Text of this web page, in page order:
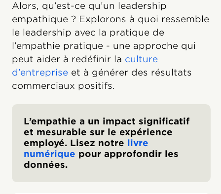
Alors, qu’est-ce qu’un leadership
empathique ? Explorons à quoi ressemble
le leadership avec la pratique de
l’empathie pratique - une approche qui
peut aider à redéfinir la culture
d’entreprise et à générer des résultats
commerciaux positifs.
L’empathie a un impact significatif
et mesurable sur le expérience
employé. Lisez notre livre
numérique pour approfondir les
données.